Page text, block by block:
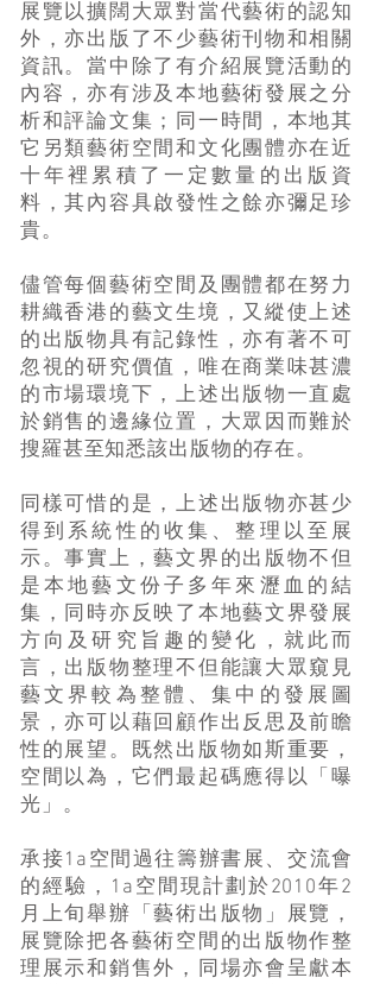
展覽以擴闊大眾對當代藝術的認知
外，亦出版了不少藝術刊物和相關
資訊。當中除了有介紹展覽活動的
內容，亦有涉及本地藝術發展之分
析和評論文集；同一時間，本地其
它另類藝術空間和文化團體亦在近
十年裡累積了一定數量的出版資
料，其內容具啟發性之餘亦彌足珍
貴。
儘管每個藝術空間及團體都在努力
耕織香港的藝文生境，又縱使上述
的出版物具有記錄性，亦有著不可
忽視的研究價值，唯在商業味甚濃
的市場環境下，上述出版物一直處
於銷售的邊緣位置，大眾因而難於
搜羅甚至知悉該出版物的存在。
同樣可惜的是，上述出版物亦甚少
得到系統性的收集、整理以至展
示。事實上，藝文界的出版物不但
是本地藝文份子多年來瀝血的結
集，同時亦反映了本地藝文界發展
方向及研究旨趣的變化，就此而
言，出版物整理不但能讓大眾窺見
藝文界較為整體、集中的發展圖
景，亦可以藉回顧作出反思及前瞻
性的展望。既然出版物如斯重要，
空間以為，它們最起碼應得以「曝
光」。
承接1a空間過往籌辦書展、交流會
的經驗，1a空間現計劃於2010年2
月上旬舉辦「藝術出版物」展覽，
展覽除把各藝術空間的出版物作整
理展示和銷售外，同場亦會呈獻本